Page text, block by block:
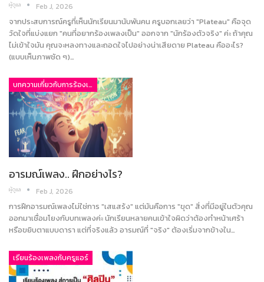
ผู้ดูแล Feb J, 2026
จากประสบการณ์ครูที่เห็นนักเรียนมานับพันคน ครูบอกเลยว่า "Plateau" คือจุด
วัดใจที่แบ่งแยก "คนที่อยากร้องเพลงเป็น" ออกจาก "นักร้องตัวจริง" ค่ะ ถ้าคุณ
ไม่เข้าใจมัน คุณจะหลงทางและถอดใจไปอย่างน่าเสียดาย Plateau คืออะไร?
(แบบเห็นภาพชัด ๆ)…
บทความเกี่ยวกับการร้องเพลง
อารมณ์เพลง.. ฝึกอย่างไร?
ผู้ดูแล Feb J, 2026
การฝึกอารมณ์เพลงไม่ใช่การ "เสแสร้ง" แต่มันคือการ "ขุด" สิ่งที่มีอยู่ในตัวคุณ
ออกมาเชื่อมโยงกับบทเพลงค่ะ นักเรียนหลายคนเข้าใจผิดว่าต้องทำหน้าเศร้า
หรือขยิบตาแบบดารา แต่ที่จริงแล้ว อารมณ์ที่ "จริง" ต้องเริ่มจากข้างใน…
เรียนร้องเพลงกับครูแอร์